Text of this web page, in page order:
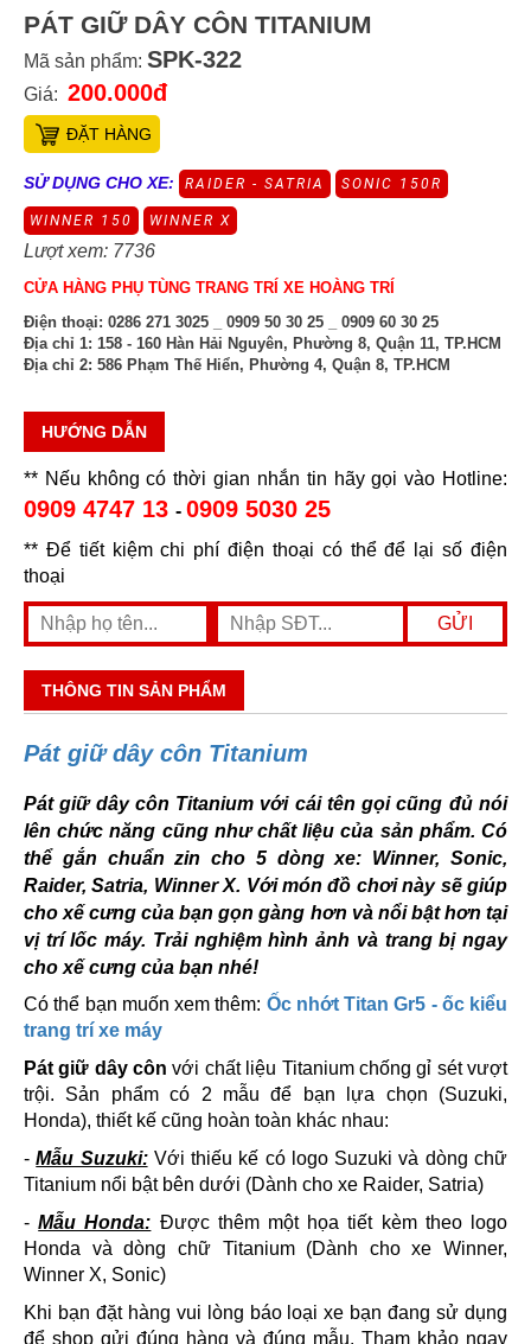
PÁT GIỮ DÂY CÔN TITANIUM
Mã sản phẩm: SPK-322
Giá: 200.000đ
ĐẶT HÀNG
SỬ DỤNG CHO XE: RAIDER - SATRIA SONIC 150R
WINNER 150 WINNER X
Lượt xem: 7736
CỬA HÀNG PHỤ TÙNG TRANG TRÍ XE HOÀNG TRÍ
Điện thoại: 0286 271 3025 _ 0909 50 30 25 _ 0909 60 30 25
Địa chỉ 1: 158 - 160 Hàn Hải Nguyên, Phường 8, Quận 11, TP.HCM
Địa chỉ 2: 586 Phạm Thế Hiển, Phường 4, Quận 8, TP.HCM
HƯỚNG DẪN
** Nếu không có thời gian nhắn tin hãy gọi vào Hotline:
0909 4747 13 - 0909 5030 25
** Để tiết kiệm chi phí điện thoại có thể để lại số điện
thoại
THÔNG TIN SẢN PHẨM
Pát giữ dây côn Titanium
Pát giữ dây côn Titanium với cái tên gọi cũng đủ nói
lên chức năng cũng như chất liệu của sản phẩm. Có
thể gắn chuẩn zin cho 5 dòng xe: Winner, Sonic,
Raider, Satria, Winner X. Với món đồ chơi này sẽ giúp
cho xế cưng của bạn gọn gàng hơn và nổi bật hơn tại
vị trí lốc máy. Trải nghiệm hình ảnh và trang bị ngay
cho xế cưng của bạn nhé!
Có thể bạn muốn xem thêm: Ốc nhớt Titan Gr5 - ốc kiểu
trang trí xe máy
Pát giữ dây côn với chất liệu Titanium chống gỉ sét vượt
trội. Sản phẩm có 2 mẫu để bạn lựa chọn (Suzuki,
Honda), thiết kế cũng hoàn toàn khác nhau:
-Mẫu Suzuki:Với thiếu kế có logo Suzuki và dòng chữ
Titanium nổi bật bên dưới (Dành cho xe Raider, Satria)
-Mẫu Honda: Được thêm một họa tiết kèm theo logo
Honda và dòng chữ Titanium (Dành cho xe Winner,
Winner X, Sonic)
Khi bạn đặt hàng vui lòng báo loại xe bạn đang sử dụng
để shop gửi đúng hàng và đúng mẫu. Tham khảo ngay